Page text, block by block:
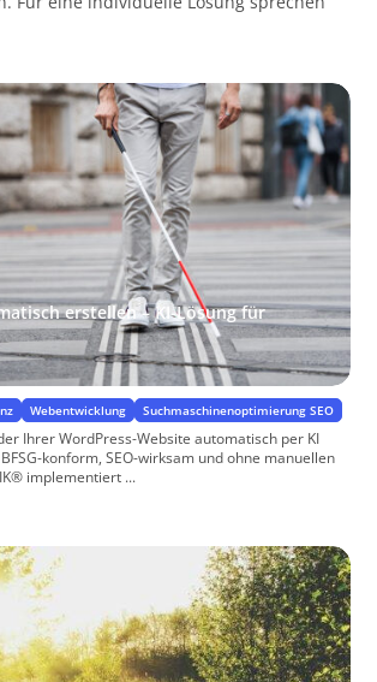
erstellen – KI-Lösung für
Webentwicklung Suchmaschinenoptimierung SEO
Ihrer WordPress-Website automatisch per KI
konform, SEO-wirksam und ohne manuellen
implementiert ...